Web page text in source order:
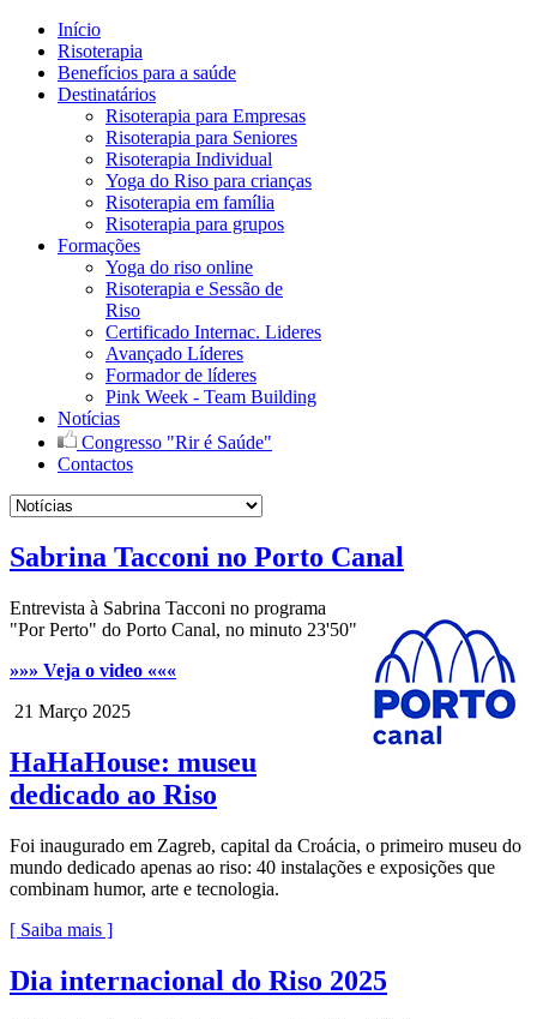
Início
Risoterapia
Benefícios para a saúde
Destinatários
Risoterapia para Empresas
Risoterapia para Seniores
Risoterapia Individual
Yoga do Riso para crianças
Risoterapia em família
Risoterapia para grupos
Formações
Yoga do riso online
Risoterapia e Sessão de
Riso
Certificado Internac. Lideres
Avançado Líderes
Formador de líderes
Pink Week - Team Building
Notícias
Congresso "Rir é Saúde"
Contactos
Sabrina Tacconi no Porto Canal
Entrevista à Sabrina Tacconi no programa
"Por Perto" do Porto Canal, no minuto 23'50"
»»» Veja o video «««
21 Março 2025
HaHaHouse: museu
dedicado ao Riso
Foi inaugurado em Zagreb, capital da Croácia, o primeiro museu do
mundo dedicado apenas ao riso: 40 instalações e exposições que
combinam humor, arte e tecnologia.
[ Saiba mais ]
Dia internacional do Riso 2025